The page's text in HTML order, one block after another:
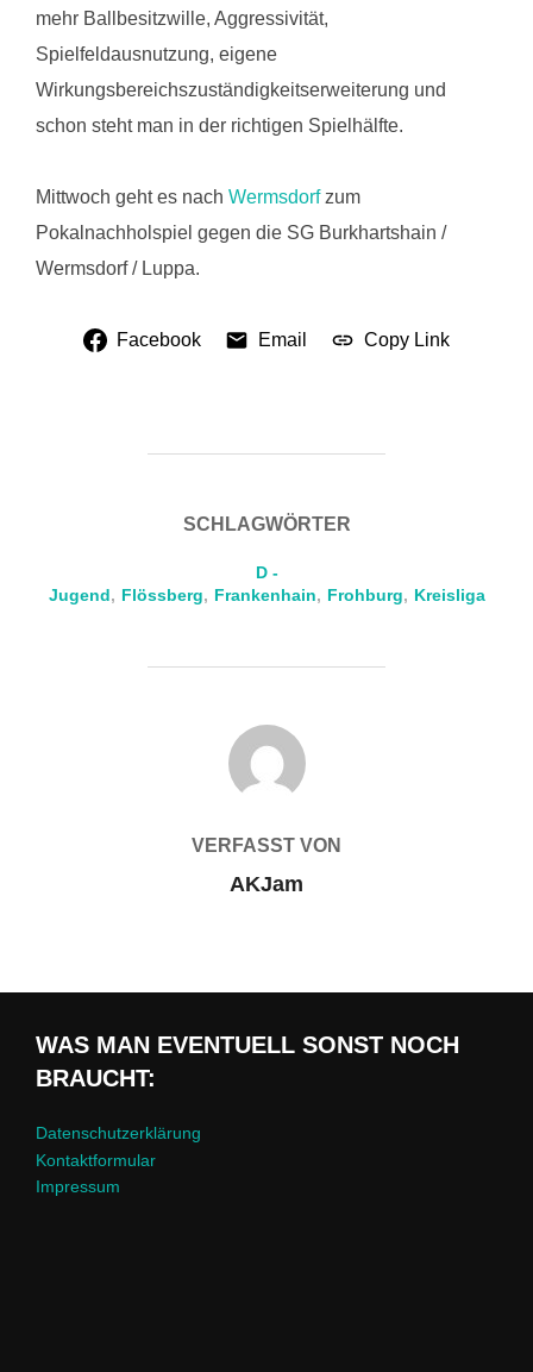
mehr Ballbesitzwille, Aggressivität,
Spielfeldausnutzung, eigene
Wirkungsbereichszuständigkeitserweiterung und
schon steht man in der richtigen Spielhälfte.
Mittwoch geht es nach Wermsdorfzum
Pokalnachholspiel gegen die SG Burkhartshain /
Wermsdorf / Luppa.
Facebook Email Copy Link
SCHLAGWÖRTER
D -
Jugend, Flössberg, Frankenhain, Frohburg, Kreisliga
BEITRAGSAUTOR
VERFASST VON
AKJam
WAS MAN EVENTUELL SONST NOCH
BRAUCHT:
Datenschutzerklärung
Kontaktformular
Impressum